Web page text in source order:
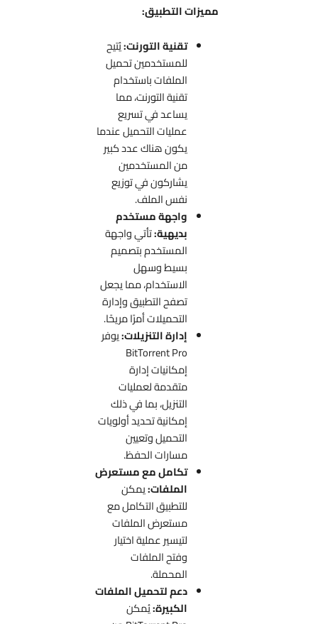
مميزات التطبيق:
تقنية التورنت:يُتيح
للمستخدمين تحميل
الملفات باستخدام
تقنية التورنت، مما
يساعد في تسريع
عمليات التحميل عندما
يكون هناك عدد كبير
من المستخدمين
يشاركون في توزيع
نفس الملف.
واجهة مستخدم
بديهية:تأتي واجهة
المستخدم بتصميم
بسيط وسهل
الاستخدام، مما يجعل
تصفح التطبيق وإدارة
التحميلات أمرًا مريحًا.
إدارة التنزيلات:يوفر
BitTorrent Pro
إمكانيات إدارة
متقدمة لعمليات
التنزيل، بما في ذلك
إمكانية تحديد أولويات
التحميل وتعيين
مسارات الحفظ.
تكامل مع مستعرض
الملفات:يمكن
للتطبيق التكامل مع
مستعرض الملفات
لتيسير عملية اختيار
وفتح الملفات
المحملة.
دعم لتحميل الملفات
الكبيرة:يُمكن